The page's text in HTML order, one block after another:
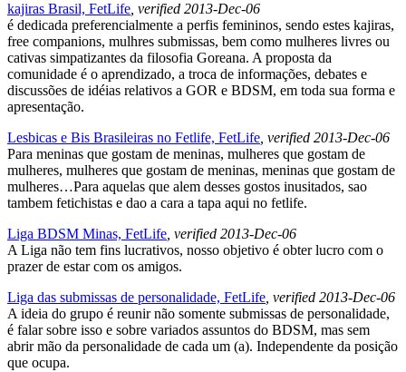
kajiras Brasil, FetLife , verified 2013-Dec-06
é dedicada preferencialmente a perfis femininos, sendo estes kajiras,
free companions, mulhres submissas, bem como mulheres livres ou
cativas simpatizantes da filosofia Goreana. A proposta da
comunidade é o aprendizado, a troca de informações, debates e
discussões de idéias relativos a GOR e BDSM, em toda sua forma e
apresentação.
Lesbicas e Bis Brasileiras no Fetlife, FetLife , verified 2013-Dec-06
Para meninas que gostam de meninas, mulheres que gostam de
mulheres, mulheres que gostam de meninas, meninas que gostam de
mulheres…Para aquelas que alem desses gostos inusitados, sao
tambem fetichistas e dao a cara a tapa aqui no fetlife.
Liga BDSM Minas, FetLife , verified 2013-Dec-06
A Liga não tem fins lucrativos, nosso objetivo é obter lucro com o
prazer de estar com os amigos.
Liga das submissas de personalidade, FetLife , verified 2013-Dec-06
A ideia do grupo é reunir não somente submissas de personalidade,
é falar sobre isso e sobre variados assuntos do BDSM, mas sem
abrir mão da personalidade de cada um (a). Independente da posição
que ocupa.